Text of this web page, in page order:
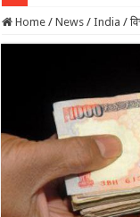
Home / News / India /